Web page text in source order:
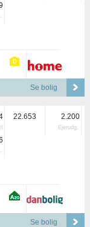
Se bolig
22.653 2.200
Ejerudg.
Se bolig